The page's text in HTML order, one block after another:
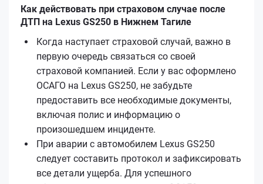
Как действовать при страховом случае после
ДТП на Lexus GS250 в Нижнем Тагиле
Когда наступает страховой случай, важно в
первую очередь связаться со своей
страховой компанией. Если у вас оформлено
ОСАГО на Lexus GS250, не забудьте
предоставить все необходимые документы,
включая полис и информацию о
произошедшем инциденте.
При аварии с автомобилем Lexus GS250
следует составить протокол и зафиксировать
все детали ущерба. Для успешного